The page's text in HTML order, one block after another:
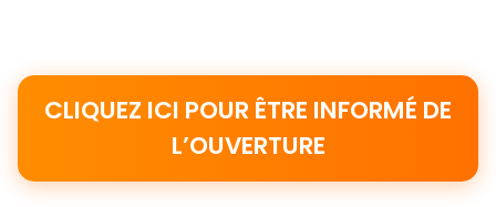
CLIQUEZ ICI POUR ÊTRE INFORMÉ DE
L’OUVERTURE